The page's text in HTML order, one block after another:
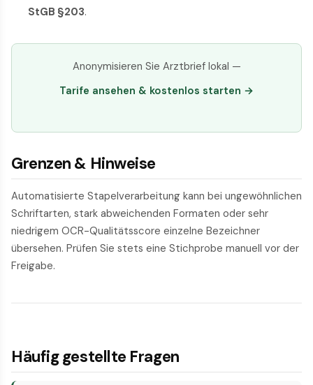
StGB §203.
Anonymisieren Sie Arztbrief lokal —
Tarife ansehen & kostenlos starten →
Grenzen & Hinweise
Automatisierte Stapel­verarbeitung kann bei ungewöhnlichen
Schrift­arten, stark abweichenden Formaten oder sehr
niedrigem OCR-Qualitäts­score einzelne Bezeichner
übersehen. Prüfen Sie stets eine Stichprobe manuell vor der
Freigabe.
Häufig gestellte Fragen